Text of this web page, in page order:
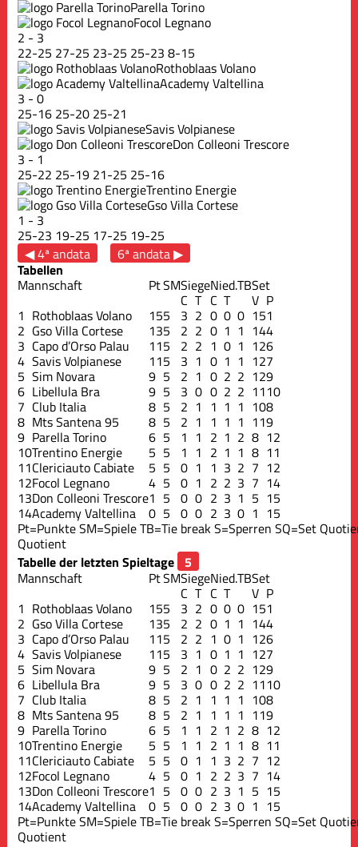
Parella Torino
Focol Legnano
2 - 3
22-25 27-25 23-25 25-23 8-15
Rothoblaas Volano
Academy Valtellina
3 -0
25-16 25-20 25-21
Savis Volpianese
Don Colleoni Trescore
3 - 1
25-22 25-19 21-25 25-16
Trentino Energie
Gso Villa Cortese
1 - 3
25-23 19-25 17-25 19-25
◀ 4ª andata
6ª andata ▶
Tabellen
Mannschaft PtSMSiegeNied.TBSet
C T C T V P
1 Rothoblaas Volano 155 3 2 0 0 0 151
2 Gso Villa Cortese 135 2 2 0 1 1 144
3 Capo d’Orso Palau 115 2 2 1 0 1 126
4 Savis Volpianese 115 3 1 0 1 1 127
5 Sim Novara 9 5 2 1 0 2 2 129
6 Libellula Bra 9 5 3 0 0 2 2 1110
7 Club Italia 8 5 2 1 1 1 1 108
8 Mts Santena 95 8 5 2 1 1 1 1 119
9 Parella Torino 6 5 1 1 2 1 2 8 12
10Trentino Energie 5 5 1 1 2 1 1 8 11
11Clericiauto Cabiate 5 5 0 1 1 3 2 7 12
12Focol Legnano 4 5 0 1 2 2 3 7 14
13Don Colleoni Trescore1 5 0 0 2 3 1 5 15
14Academy Valtellina 0 5 0 0 2 3 0 1 15
Pt=PunkteSM=SpieleTB=Tie breakS=Sperren SQ=Set
Quotient
Tabelle der letzten Spieltage
Mannschaft
PtSMSiegeNied.TBSet
C T C T V P
1 Rothoblaas Volano 155 3 2 0 0 0 151
2 Gso Villa Cortese 135 2 2 0 1 1 144
3 Capo d’Orso Palau 115 2 2 1 0 1 126
4 Savis Volpianese 115 3 1 0 1 1 127
5 Sim Novara 9 5 2 1 0 2 2 129
6 Libellula Bra 9 5 3 0 0 2 2 1110
7 Club Italia 8 5 2 1 1 1 1 108
8 Mts Santena 95 8 5 2 1 1 1 1 119
9 Parella Torino 6 5 1 1 2 1 2 8 12
10Trentino Energie 5 5 1 1 2 1 1 8 11
11Clericiauto Cabiate 5 5 0 1 1 3 2 7 12
12Focol Legnano 4 5 0 1 2 2 3 7 14
13Don Colleoni Trescore1 5 0 0 2 3 1 5 15
14Academy Valtellina 0 5 0 0 2 3 0 1 15
Pt=PunkteSM=SpieleTB=Tie breakS=Sperren SQ=Set
Quotient